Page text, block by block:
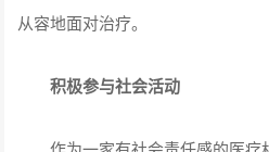
从容地面对治疗。
积极参与社会活动